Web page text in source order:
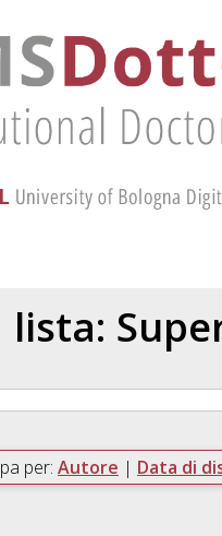
lista:
per: Autore | Data di